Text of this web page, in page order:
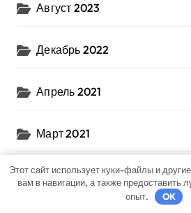
Август 2023
Декабрь 2022
Апрель 2021
Март 2021
Февраль 2021
Этот сайт использует куки-файлы и
вам в навигации, а также предоставить
опыт.
OK